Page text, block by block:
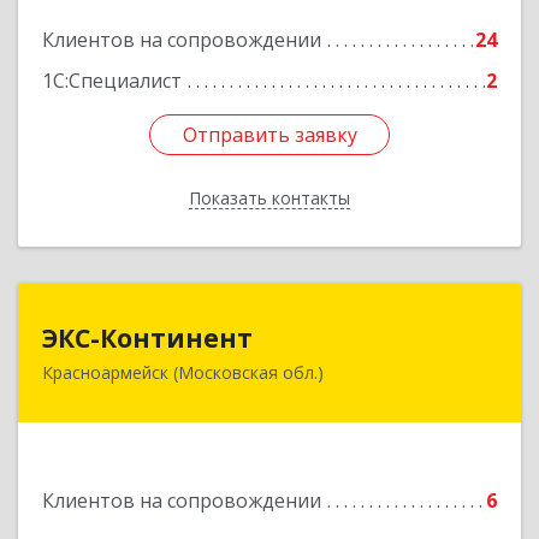
Клиентов на сопровождении
24
1С:Специалист
2
Отправить заявку
Показать контакты
Подробнее
Отправить заявку
Назад
ЭКС-Континент
Красноармейск (Московская обл.)
Клиентов на сопровождении 6
141292, Московская область, Красноармейск,